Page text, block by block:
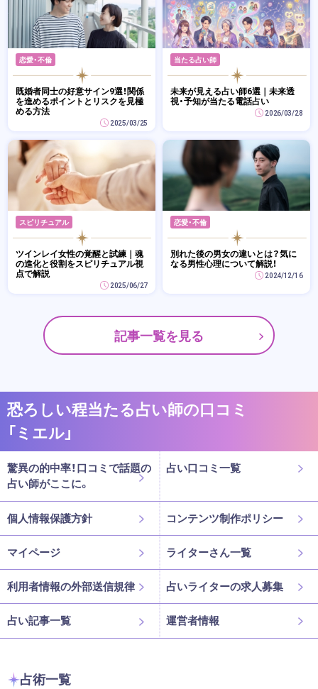
恋愛・不倫
既婚者同士の好意サイン9選！関係
を進めるポイントとリスクを見極
める方法
2025/03/25
当たる占い師
未来が見える占い師6選｜未来透
視・予知が当たる電話占い
2026/03/28
スピリチュアル
ツインレイ女性の覚醒と試練｜魂
の進化と役割をスピリチュアル視
点で解説
2025/06/27
恋愛・不倫
別れた後の男女の違いとは？気に
なる男性心理について解説！
2024/12/16
記事一覧を見る
恐ろしい程当たる占い師の口コミ
「ミエル」
驚異の的中率！口コミで話題の
占い師がここに。
占い口コミ一覧
個人情報保護方針 コンテンツ制作ポリシー
マイページ ライターさん一覧
利用者情報の外部送信規律 占いライターの求人募集
占い記事一覧 運営者情報
占術一覧